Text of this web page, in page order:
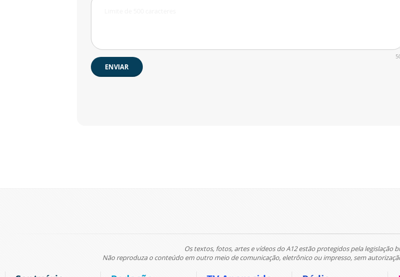
ENVIAR
Os textos, fotos, artes e vídeos do A12 estão protegidos pela legislação
Não reproduza o conteúdo em outro meio de comunicação, eletrônico ou impresso, sem